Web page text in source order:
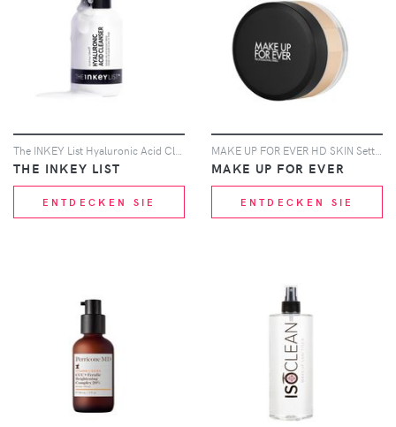
THE INKEY LIST
ENTDECKEN SIE
MAKE UP FOR EVER
ENTDECKEN SIE